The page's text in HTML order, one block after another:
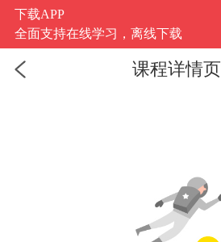
下载APP
全面支持在线学习，离线下载
课程详情页